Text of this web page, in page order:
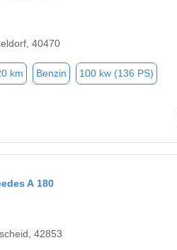
40470
km Benzin 100 kw (136 PS)
A 180
42853